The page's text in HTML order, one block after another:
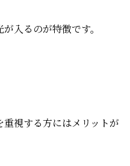
入るのが特徴です。
視する方にはメリットが